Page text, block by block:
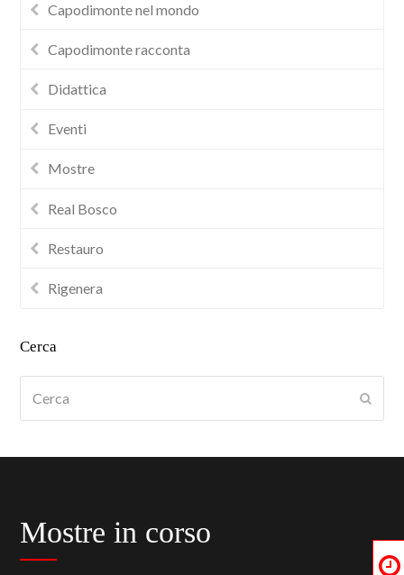
Capodimonte nel mondo
Capodimonte racconta
Didattica
Eventi
Mostre
Real Bosco
Restauro
Rigenera
Cerca
Mostre in corso